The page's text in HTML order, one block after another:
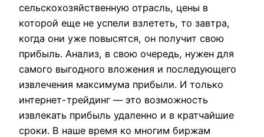
сельскохозяйственную отрасль, цены в
которой еще не успели взлететь, то завтра,
когда они уже повысятся, он получит свою
прибыль. Анализ, в свою очередь, нужен для
самого выгодного вложения и последующего
извлечения максимума прибыли. И только
интернет-трейдинг — это возможность
извлекать прибыль удаленно и в кратчайшие
сроки. В наше время ко многим биржам